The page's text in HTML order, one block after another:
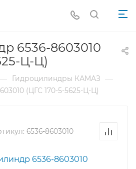
6536-8603010
Ц-Ц)
Гидроцилиндры КАМАЗ —
(ЦГС 170-5-5625-Ц-Ц)
6536-8603010